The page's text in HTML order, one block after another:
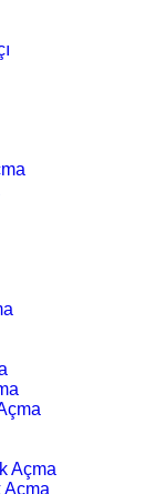
Açma
Açma